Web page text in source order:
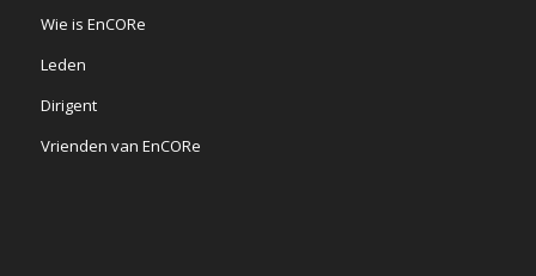
Wie is EnCORe
Leden
Dirigent
Vrienden van EnCORe